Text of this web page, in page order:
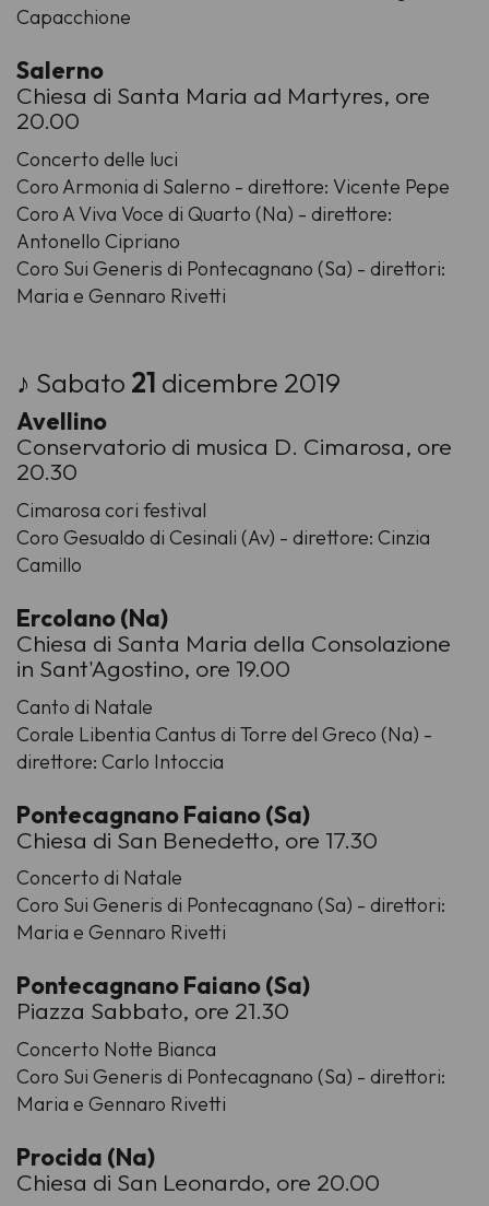
Capacchione
Salerno
Chiesa di Santa Maria ad Martyres, ore
20.00
Concerto delle luci
Coro Armonia di Salerno - direttore: Vicente Pepe
Coro A Viva Voce di Quarto (Na) - direttore:
Antonello Cipriano
Coro Sui Generis di Pontecagnano (Sa) - direttori:
Maria e Gennaro Rivetti
♪ Sabato 21 dicembre 2019
Avellino
Conservatorio di musica D. Cimarosa, ore
20.30
Cimarosa cori festival
Coro Gesualdo di Cesinali (Av) - direttore: Cinzia
Camillo
Ercolano (Na)
Chiesa di Santa Maria della Consolazione
in Sant'Agostino, ore 19.00
Canto di Natale
Corale Libentia Cantus di Torre del Greco (Na) -
direttore: Carlo Intoccia
Pontecagnano Faiano (Sa)
Chiesa di San Benedetto, ore 17.30
Concerto di Natale
Coro Sui Generis di Pontecagnano (Sa) - direttori:
Maria e Gennaro Rivetti
Pontecagnano Faiano (Sa)
Piazza Sabbato, ore 21.30
Concerto Notte Bianca
Coro Sui Generis di Pontecagnano (Sa) - direttori:
Maria e Gennaro Rivetti
Procida (Na)
Chiesa di San Leonardo, ore 20.00